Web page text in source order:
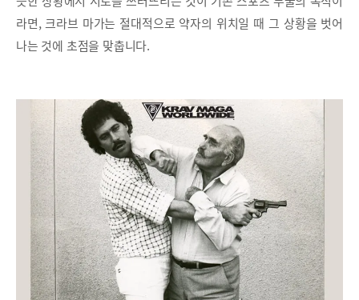
라면, 크라브 마가는 절대적으로 약자의 위치일 때 그 상황을 벗어
나는 것에 초점을 맞춥니다.